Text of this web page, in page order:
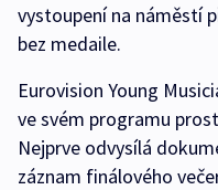
vystoupení na náměstí
bez medaile.
Eurovision Young
ve svém programu
Nejprve odvysílá
záznam finálového